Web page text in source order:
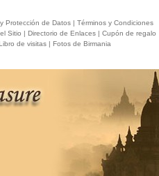
Protección de Datos | Términos y Condiciones
Sitio | Directorio de Enlaces | Cupón de regalo
de visitas | Fotos de Birmania